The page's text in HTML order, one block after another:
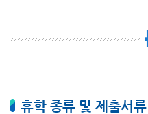
휴학 종류 및 제출서류